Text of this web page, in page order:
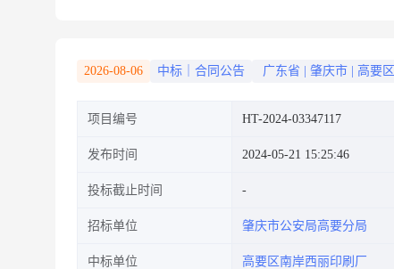
2026-08-06 中标｜合同公告 广东省 肇庆市 高要区
项目编号 HT-2024-03347117
发布时间 2024-05-21 15:25:46
投标截止时间
招标单位 肇庆市公安局高要分局
中标单位 高要区南岸西丽印刷厂